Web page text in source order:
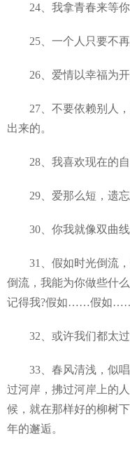
24、我拿青春来等你
25、一个人只要不再
26、爱情以幸福为开
27、不要依赖别人，
出来的。
28、我喜欢现在的自
29、爱那么短，遗忘
30、你我就像双曲线
31、假如时光倒流，
倒流，我能为你做些什
记得我?假如……假如……
32、或许我们都太过
33、春风清浅，似唱
过河岸，拂过河岸上的
候，就在那样好的柳树
年的邂逅。